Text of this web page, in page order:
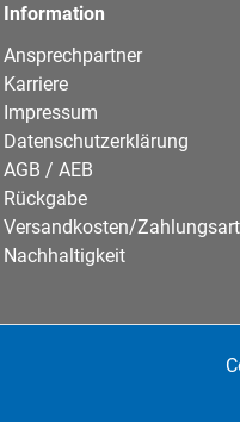
Information
Ansprechpartner
Karriere
Impressum
Datenschutzerklärung
AGB / AEB
Rückgabe
Versandkosten/
Nachhaltigkeit